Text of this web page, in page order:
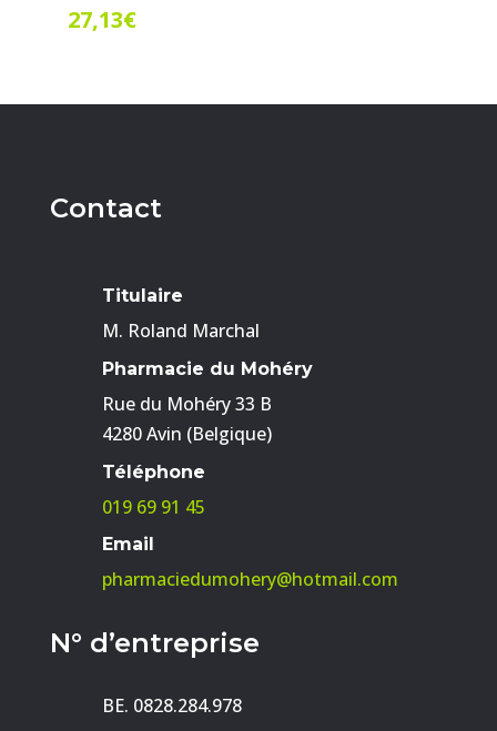
27,13€
Contact
Titulaire
M. Roland Marchal
Pharmacie du Mohéry
Rue du Mohéry 33 B
4280 Avin (Belgique)
Téléphone
019 69 91 45
Email
pharmaciedumohery@hotmail.com
N° d’entreprise
BE. 0828.284.978